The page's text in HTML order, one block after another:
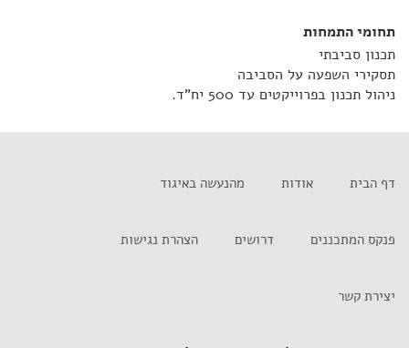
תחומי התמחות
תכנון סביבתי
תסקירי השפעה על הסביבה
ניהול תכנון בפרוייקטים עד 500 יח"ד.
דף הבית אודות מהנעשה באיגוד
פנקס המתכננים דרושים הצהרת נגישות
יצירת קשר